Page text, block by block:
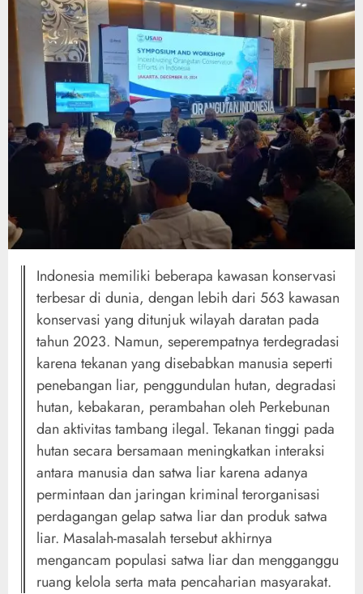
Indonesia memiliki beberapa kawasan konservasi
terbesar di dunia, dengan lebih dari 563 kawasan
konservasi yang ditunjuk wilayah daratan pada
tahun 2023. Namun, seperempatnya terdegradasi
karena tekanan yang disebabkan manusia seperti
penebangan liar, penggundulan hutan, degradasi
hutan, kebakaran, perambahan oleh Perkebunan
dan aktivitas tambang ilegal. Tekanan tinggi pada
hutan secara bersamaan meningkatkan interaksi
antara manusia dan satwa liar karena adanya
permintaan dan jaringan kriminal terorganisasi
perdagangan gelap satwa liar dan produk satwa
liar. Masalah-masalah tersebut akhirnya
mengancam populasi satwa liar dan mengganggu
ruang kelola serta mata pencaharian masyarakat.